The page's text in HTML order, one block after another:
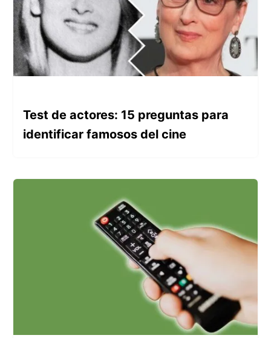
Test de actores: 15 preguntas para
identificar famosos del cine